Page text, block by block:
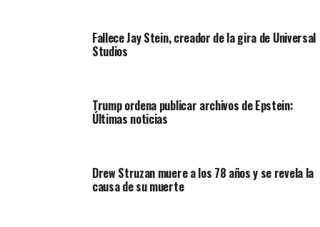
Fallece Jay Stein, creador de la gira de Universal
Studios
Trump ordena publicar archivos de Epstein:
Últimas noticias
Drew Struzan muere a los 78 años y se revela la
causa de su muerte